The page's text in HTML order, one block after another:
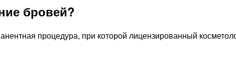
бровей?
процедура, при которой лицензированный